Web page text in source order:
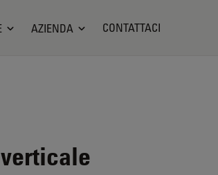
AZIENDA CONTATTACI